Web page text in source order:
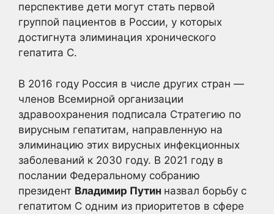
перспективе дети могут стать первой
группой пациентов в России, у которых
достигнута элиминация хронического
гепатита C.
В 2016 году Россия в числе других стран —
членов Всемирной организации
здравоохранения подписала Стратегию по
вирусным гепатитам, направленную на
элиминацию этих вирусных инфекционных
заболеваний к 2030 году. В 2021 году в
послании Федеральному собранию
президент Владимир Путин назвал борьбу с
гепатитом С одним из приоритетов в сфере